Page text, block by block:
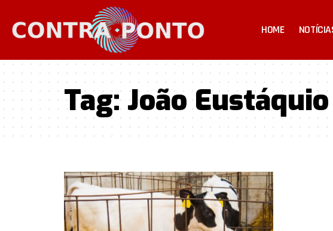
HOME
Tag:João